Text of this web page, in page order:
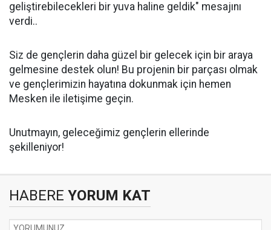
geliştirebilecekleri bir yuva haline geldik" mesajını
verdi..
Siz de gençlerin daha güzel bir gelecek için bir araya
gelmesine destek olun! Bu projenin bir parçası olmak
ve gençlerimizin hayatına dokunmak için hemen
Mesken ile iletişime geçin.
Unutmayın, geleceğimiz gençlerin ellerinde
şekilleniyor!
HABERE YORUM KAT